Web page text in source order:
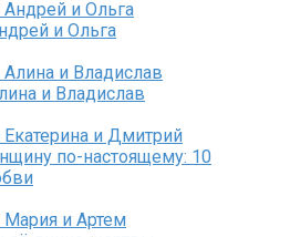
и Ольга
и Владислав
по-настоящему: 10